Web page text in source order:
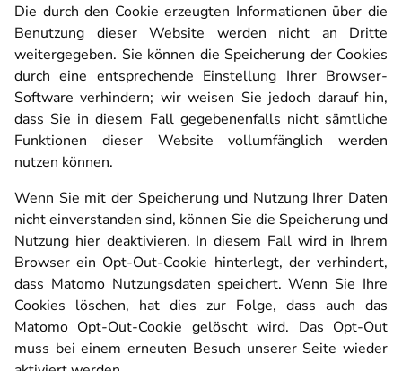
Die durch den Cookie erzeugten Informationen über die
Benutzung dieser Website werden nicht an Dritte
weitergegeben. Sie können die Speicherung der Cookies
durch eine entsprechende Einstellung Ihrer Browser-
Software verhindern; wir weisen Sie jedoch darauf hin,
dass Sie in diesem Fall gegebenenfalls nicht sämtliche
Funktionen dieser Website vollumfänglich werden
nutzen können.
Wenn Sie mit der Speicherung und Nutzung Ihrer Daten
nicht einverstanden sind, können Sie die Speicherung und
Nutzung hier deaktivieren. In diesem Fall wird in Ihrem
Browser ein Opt-Out-Cookie hinterlegt, der verhindert,
dass Matomo Nutzungsdaten speichert. Wenn Sie Ihre
Cookies löschen, hat dies zur Folge, dass auch das
Matomo Opt-Out-Cookie gelöscht wird. Das Opt-Out
muss bei einem erneuten Besuch unserer Seite wieder